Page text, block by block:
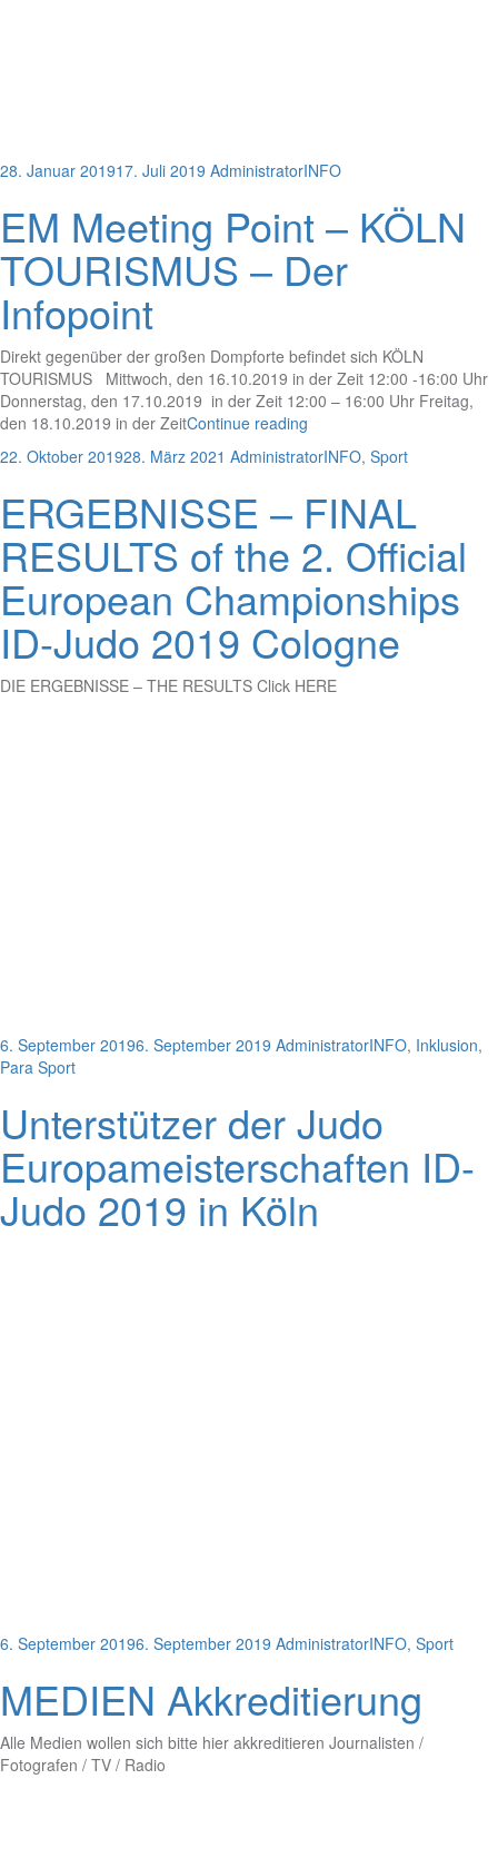
28. Januar 201917. Juli 2019 AdministratorINFO
EM Meeting Point – KÖLN
TOURISMUS – Der
Infopoint
Direkt gegenüber der großen Dompforte befindet sich KÖLN
TOURISMUS Mittwoch, den 16.10.2019 in der Zeit 12:00 -16:00 Uhr
Donnerstag, den 17.10.2019 in der Zeit 12:00 – 16:00 Uhr Freitag,
den 18.10.2019 in der ZeitContinue reading
22. Oktober 201928. März 2021 AdministratorINFO, Sport
ERGEBNISSE – FINAL
RESULTS of the 2. Official
European Championships
ID-Judo 2019 Cologne
DIE ERGEBNISSE – THE RESULTS Click HERE
6. September 20196. September 2019 AdministratorINFO, Inklusion,
Para Sport
Unterstützer der Judo
Europameisterschaften ID-
Judo 2019 in Köln
6. September 20196. September 2019 AdministratorINFO, Sport
MEDIEN Akkreditierung
Alle Medien wollen sich bitte hier akkreditieren Journalisten /
Fotografen / TV / Radio